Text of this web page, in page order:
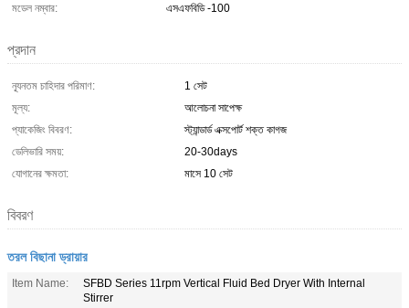
মডেল নম্বার:
এসএফবিডি -100
প্রদান
ন্যূনতম চাহিদার পরিমাণ:
1 সেট
মূল্য:
আলোচনা সাপেক্ষ
প্যাকেজিং বিবরণ:
স্ট্যান্ডার্ড এক্সপোর্ট শক্ত কাগজ
ডেলিভারি সময়:
20-30days
যোগানের ক্ষমতা:
মাসে 10 সেট
বিবরণ
তরল বিছানা ড্রায়ার
Item Name:
SFBD Series 11rpm Vertical Fluid Bed Dryer With Internal
Stirrer